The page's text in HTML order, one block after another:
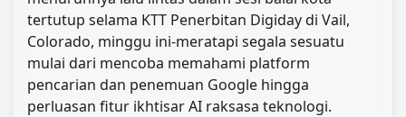
tertutup selama KTT Penerbitan Digiday di Vail,
Colorado, minggu ini-meratapi segala sesuatu
mulai dari mencoba memahami platform
pencarian dan penemuan Google hingga
perluasan fitur ikhtisar AI raksasa teknologi.